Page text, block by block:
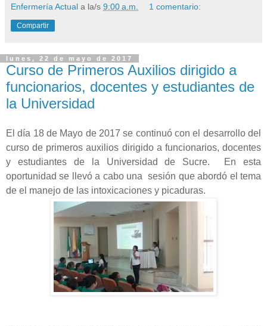
Enfermería Actual a la/s 9:00 a.m. 1 comentario:
Compartir
lunes, 22 de mayo de 2017
Curso de Primeros Auxilios dirigido a
funcionarios, docentes y estudiantes de
la Universidad
El día 18 de Mayo de 2017 se continuó con el desarrollo del
curso de primeros auxilios dirigido a funcionarios, docentes
y estudiantes de la Universidad de Sucre. En esta
oportunidad se llevó a cabo una sesión que abordó el tema
de el manejo de las intoxicaciones y picaduras.